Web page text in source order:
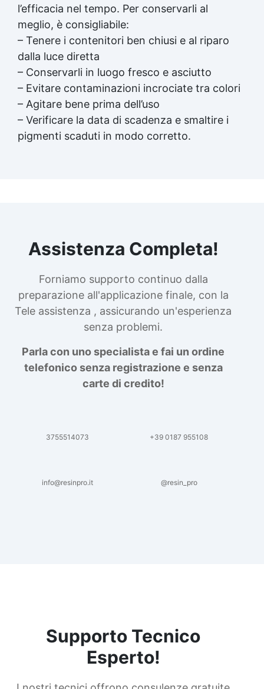
l’efficacia nel tempo. Per conservarli al
meglio, è consigliabile:
– Tenere i contenitori ben chiusi e al riparo
dalla luce diretta
– Conservarli in luogo fresco e asciutto
– Evitare contaminazioni incrociate tra colori
– Agitare bene prima dell’uso
– Verificare la data di scadenza e smaltire i
pigmenti scaduti in modo corretto.
Assistenza Completa!
Forniamo supporto continuo dalla
preparazione all'applicazione finale, con la
Tele assistenza , assicurando un'esperienza
senza problemi.
Parla con uno specialista e fai un ordine
telefonico senza registrazione e senza
carte di credito!
3755514073 +39 0187 955108
info@resinpro.it @resin_pro
Supporto Tecnico
Esperto!